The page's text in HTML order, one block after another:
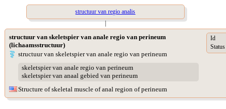
structuur van regio analis
|
structuur van skeletspier van anale regio van perineum
(lichaamsstructuur)
structuur van skeletspier van anale regio van perineum
skeletspier van anale regio van perineum
skeletspier van anaal gebied van perineum
Structure of skeletal muscle of anal region of perineum
Id
Status